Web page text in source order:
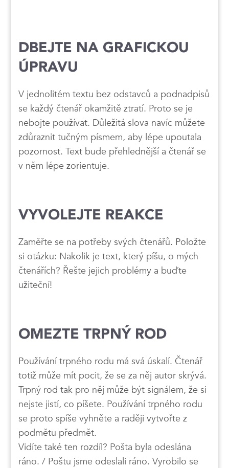
DBEJTE NA GRAFICKOU
ÚPRAVU
V jednolitém textu bez odstavců a podnadpisů
se každý čtenář okamžitě ztratí. Proto se je
nebojte používat. Důležitá slova navíc můžete
zdůraznit tučným písmem, aby lépe upoutala
pozornost. Text bude přehlednější a čtenář se
v něm lépe zorientuje.
VYVOLEJTE REAKCE
Zaměřte se na potřeby svých čtenářů. Položte
si otázku: Nakolik je text, který píšu, o mých
čtenářích? Řešte jejich problémy a buďte
užiteční!
OMEZTE TRPNÝ ROD
Používání trpného rodu má svá úskalí. Čtenář
totiž může mít pocit, že se za něj autor skrývá.
Trpný rod tak pro něj může být signálem, že si
nejste jistí, co píšete. Používání trpného rodu
se proto spíše vyhněte a raději vytvořte z
podmětu předmět.
Vidíte také ten rozdíl? Pošta byla odeslána
ráno. / Poštu jsme odeslali ráno. Vyrobilo se